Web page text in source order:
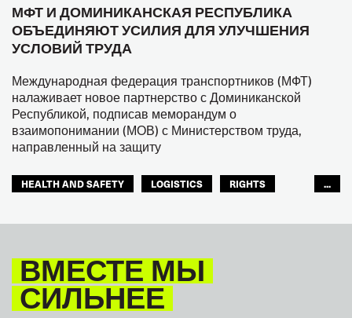
МФТ И ДОМИНИКАНСКАЯ РЕСПУБЛИКА
ОБЪЕДИНЯЮТ УСИЛИЯ ДЛЯ УЛУЧШЕНИЯ
УСЛОВИЙ ТРУДА
Международная федерация транспортников (МФТ)
налаживает новое партнерство с Доминиканской
Республикой, подписав меморандум о
взаимопонимании (МОВ) с Министерством труда,
направленный на защиту
HEALTH AND SAFETY LOGISTICS
RIGHTS
...
ВМЕСТЕ МЫ
СИЛЬНЕЕ